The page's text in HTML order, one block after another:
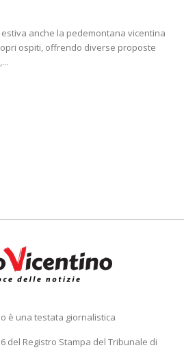
anche la pedemontana vicentina
ospiti, offrendo diverse proposte
è una testata giornalistica
del Registro Stampa del Tribunale di